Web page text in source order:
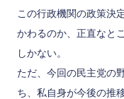
この行政機関の政策決
かわるのか、正直なと
しかない。
ただ、今回の民主党の
ち、私自身が今後の推